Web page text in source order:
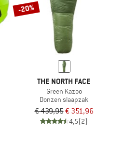
-20%
THE NORTH FACE
Green Kazoo
Donzen slaapzak
€ 439,95€ 351,96
4,5(2)